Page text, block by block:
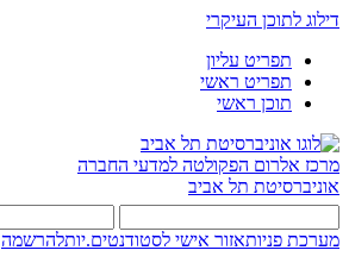
דילוג לתוכן העיקרי
תפריט עליון
תפריט ראשי
תוכן ראשי
מרכז אלרום הפקולטה למדעי החברה
אוניברסיטת תל אביב
מערכת פניותאזור אישי לסטודנטים.יותלהרשמה